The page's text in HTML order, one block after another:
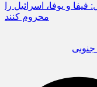
فیفا و یوفا، اسرائیل را
محروم کنند